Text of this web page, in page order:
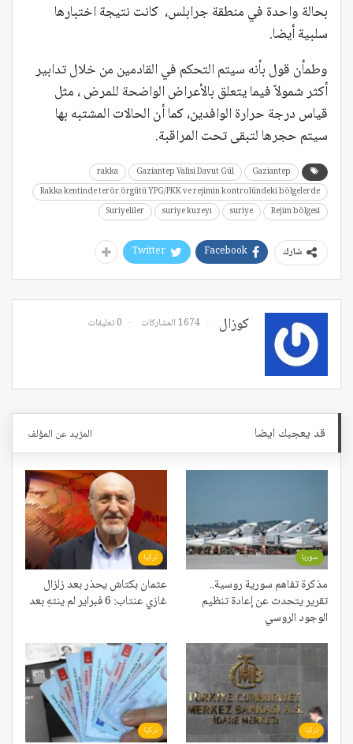
بحالة واحدة في منطقة جرابلس، كانت نتيجة اختبارها
سلبية أيضا.
وطمأن قول بأنه سيتم التحكم في القادمين من خلال تدابير
أكثر شمولاً فيما يتعلق بالأعراض الواضحة للمرض ، مثل
قياس درجة حرارة الوافدين، كما أن الحالات المشتبه بها
سيتم حجرها لتبقى تحت المراقبة.
Gaziantep
Gaziantep Valisi Davut Gül
rakka
Rakka kentinde terör örgütü YPG/PKK ve rejimin kontrolündeki bölgelerde
Rejim bölgesi
suriye
suriye kuzeyı
Suriyeliler
شارك Facebook
Twitter
كوزال 1674 المشاركات 0 تعليقات
قد يعجبك ايضا المزيد عن المؤلف
سوريا
مذكرة تفاهم سورية روسية..
تقرير يتحدث عن إعادة تنظيم
الوجود الروسي
تركيا
عثمان بكتاش يحذر بعد زلزال
غازي عنتاب: 6 فبراير لم ينتهِ بعد
تركيا تركيا